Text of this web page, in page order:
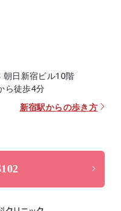
日新宿ビル10階
ら徒歩4分
新宿駅からの歩き方